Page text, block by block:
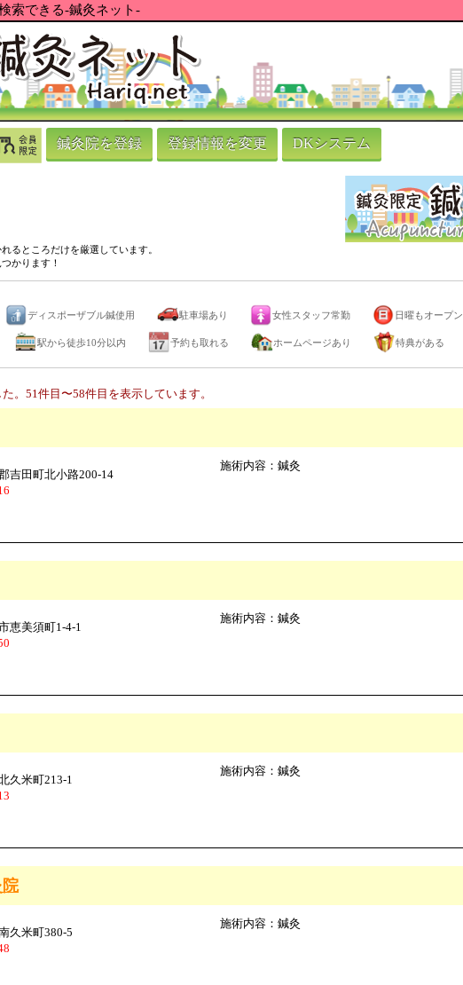
索できる-鍼灸ネット-
鍼灸院を登録 登録情報を変更 DKシステム
るところだけを厳選しています。
かります！
ディスポーザブル鍼使用 駐車場あり 女性スタッフ常勤 日曜もオープン
駅から徒歩10分以内 予約も取れる ホームページあり 特典がある
。51件目〜58件目を表示しています。
吉田町北小路200-14
施術内容：鍼灸
恵美須町1-4-1
施術内容：鍼灸
久米町213-1
施術内容：鍼灸
久米町380-5
施術内容：鍼灸